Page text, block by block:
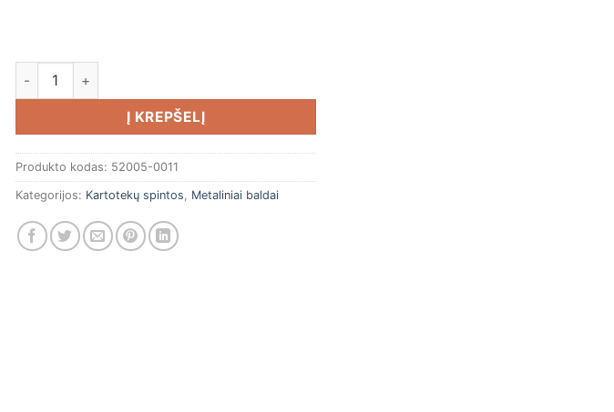
produkto kiekis: Kartotekų spinta 1335x495x602 6 stalčių KC-6 A5 ir A6 formatams
Į KREPŠELĮ
Produkto kodas: 52005-0011
Kategorijos: Kartotekų spintos, Metaliniai baldai